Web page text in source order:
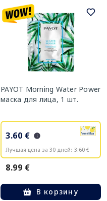
PAYOT Morning Water Power
маска для лица, 1 шт.
3.60 €
Лучшая цена за 30 дней: 3.60 €
8.99 €
В корзину